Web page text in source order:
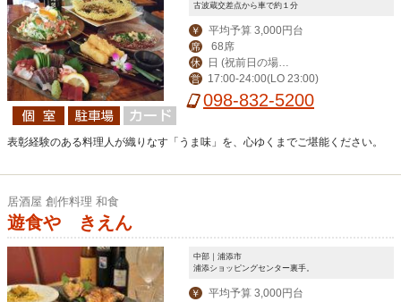
古波蔵交差点から車で約１分
￥ 平均予算 3,000円台
席 68席
休
は営業、翌日休み)
営 17:00-24:00(LO 23:00)
098-832-5200
表彰経験のある料理人が織りなす「うま味」を、心ゆくまでご堪能ください。
居酒屋 創作料理 和食
遊食や きえん
中部｜浦添市
浦添ショッピングセンター裏手。
￥ 平均予算 3,000円台